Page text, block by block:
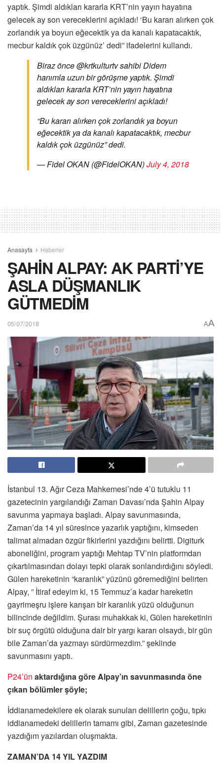
yaptık. Şimdi aldıkları kararla KRT’nin yayın hayatına
gelecek ay son vereceklerini açıkladı! ‘Bu kararı alırken çok
zorlandık ya boyun eğecektik ya da kanalı kapatacaktık,
mecbur kaldık çok üzgünüz’ dedi” ifadelerini kullandı.
Biraz önce @krtkulturtv sahibi Didem
hanımla uzun bir görüşme yaptık. Şimdi
aldıkları kararla KRT’nin yayın hayatına
gelecek ay son vereceklerini açıkladı!
“Bu kararı alırken çok zorlandık ya boyun
eğecektik ya da kanalı kapatacaktık, mecbur
kaldık çok üzgünüz” dedi.
— Fidel OKAN (@FidelOKAN)July 4, 2018
Anasayfa Haberler
ŞAHİN ALPAY: AK PARTİ’YE
ASLA DÜŞMANLIK
GÜTMEDİM
05/07/2018 AA
İstanbul 13. Ağır Ceza Mahkemesi’nde 4’ü tutuklu 11
gazetecinin yargılandığı Zaman Davası’nda Şahin Alpay
savunma yapmaya başladı. Alpay savunmasında,
Zaman’da 14 yıl süresince yazarlık yaptığını, kimseden
talimat almadan özgür fikirlerini yazdığını belirtti. Digiturk
aboneliğini, program yaptığı Mehtap TV’nin platformdan
çıkartılmasından dolayı tepki olarak sonlandırdığını söyledi.
Gülen hareketinin “karanlık” yüzünü göremediğini belirten
Alpay, ” İtiraf edeyim ki, 15 Temmuz’a kadar hareketin
gayrimeşru işlere karışan bir karanlık yüzü olduğunun
bilincinde değildim. Şurası muhakkak ki, Gülen hareketinin
bir suç örgütü olduğuna dair bir yargı kararı olsaydı, bir gün
bile Zaman’da yazmayı sürdürmezdim.” şeklinde
savunmasını yaptı.
P24’ün aktardığına göre Alpay’ın savunmasında öne
çıkan bölümler şöyle;
İddianamedekilere ek olarak sunulan delillerin çoğu, tıpkı
iddianamedeki delillerin tamamı gibi, Zaman gazetesinde
yazdığım yazılardan oluşmakta.
ZAMAN’DA 14 YIL YAZDIM